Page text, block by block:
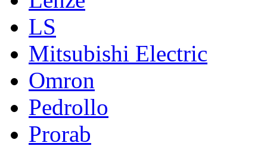
LS
Mitsubishi Electric
Omron
Pedrollo
Prorab